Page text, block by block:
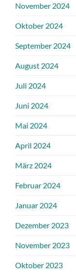
November 2024
Oktober 2024
September 2024
August 2024
Juli 2024
Juni 2024
Mai 2024
April 2024
März 2024
Februar 2024
Januar 2024
Dezember 2023
November 2023
Oktober 2023